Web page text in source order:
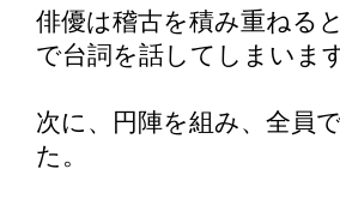
俳優は稽古を積み重ねる
で台詞を話してしまいま
次に、円陣を組み、全員
た。